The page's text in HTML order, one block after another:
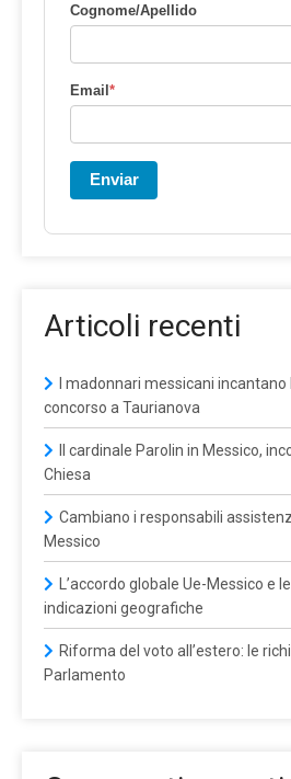
Cognome/Apellido
Email*
Enviar
Articoli recenti
I madonnari messicani incantano
concorso a Taurianova
Il cardinale Parolin in Messico,
Chiesa
Cambiano i responsabili
Messico
L’accordo globale Ue-Messico e
indicazioni geografiche
Riforma del voto all’estero: le
Parlamento